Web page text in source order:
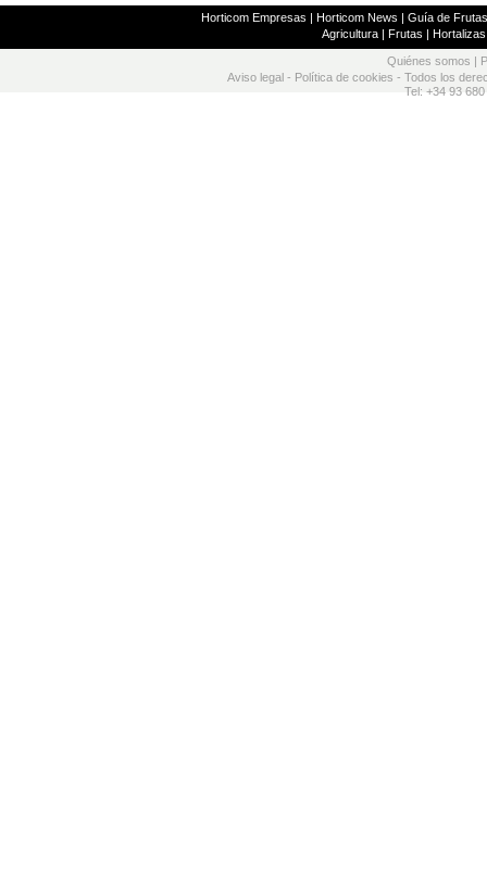
Horticom Empresas | Horticom News | Guía de
Agricultura| Frutas | Hortalizas
Quiénes somos
Aviso legal - Política de cookies - Todos los
Tel: +34 93